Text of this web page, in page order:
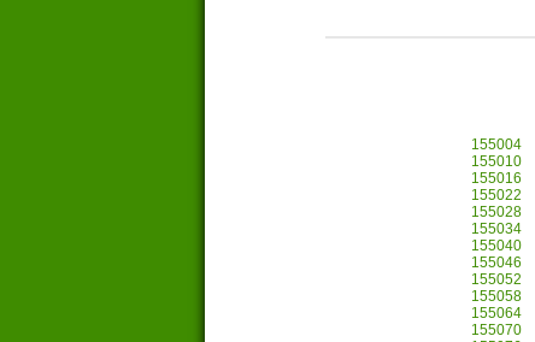
155004
155010
155016
155022
155028
155034
155040
155046
155052
155058
155064
155070